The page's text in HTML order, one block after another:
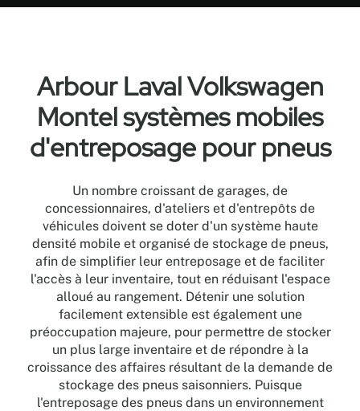
Arbour Laval Volkswagen
Montel systèmes mobiles
d'entreposage pour pneus
Un nombre croissant de garages, de
concessionnaires, d'ateliers et d'entrepôts de
véhicules doivent se doter d'un système haute
densité mobile et organisé de stockage de pneus,
afin de simplifier leur entreposage et de faciliter
l'accès à leur inventaire, tout en réduisant l'espace
alloué au rangement. Détenir une solution
facilement extensible est également une
préoccupation majeure, pour permettre de stocker
un plus large inventaire et de répondre à la
croissance des affaires résultant de la demande de
stockage des pneus saisonniers. Puisque
l'entreposage des pneus dans un environnement